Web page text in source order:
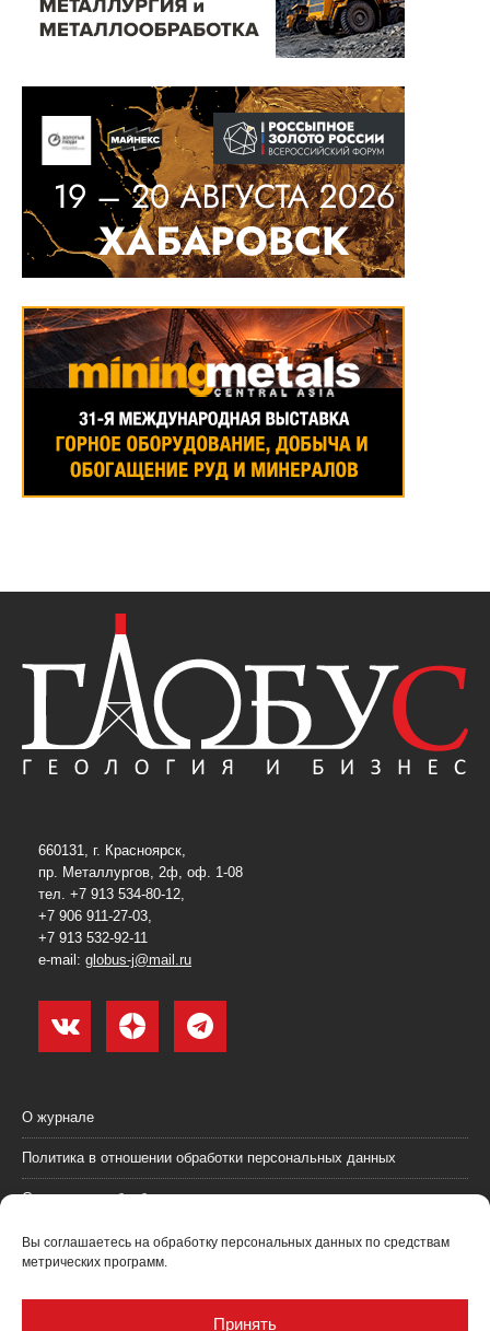
Вы соглашаетесь на обработку персональных данных по средствам
метрических программ.
Принять
660131, г. Красноярск,
пр. Металлургов, 2ф, оф. 1-08
тел. +7 913 534-80-12,
+7 906 911-27-03,
+7 913 532-92-11
e-mail: globus-j@mail.ru
О журнале
Политика в отношении обработки персональных данных
Согласие на обработку персональных данных
Пользовательское соглашение (оферта)